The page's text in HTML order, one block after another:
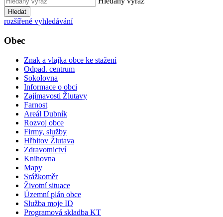
Hledat
rozšířené vyhledávání
Obec
Znak a vlajka obce ke stažení
Odpad. centrum
Sokolovna
Informace o obci
Zajímavosti Žlutavy
Farnost
Areál Dubník
Rozvoj obce
Firmy, služby
Hřbitov Žlutava
Zdravotnictví
Knihovna
Mapy
Srážkoměr
Životní situace
Územní plán obce
Služba moje ID
Programová skladba KT